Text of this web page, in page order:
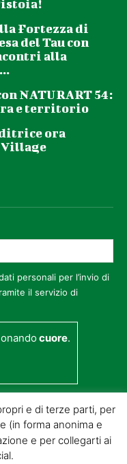
Fortezza di
del Tau con
alla
NATURART 54:
e territorio
ora
Village
personali per l’invio di
il servizio di
cuore.
e di terze parti, per
(in forma anonima e
e per collegarti ai